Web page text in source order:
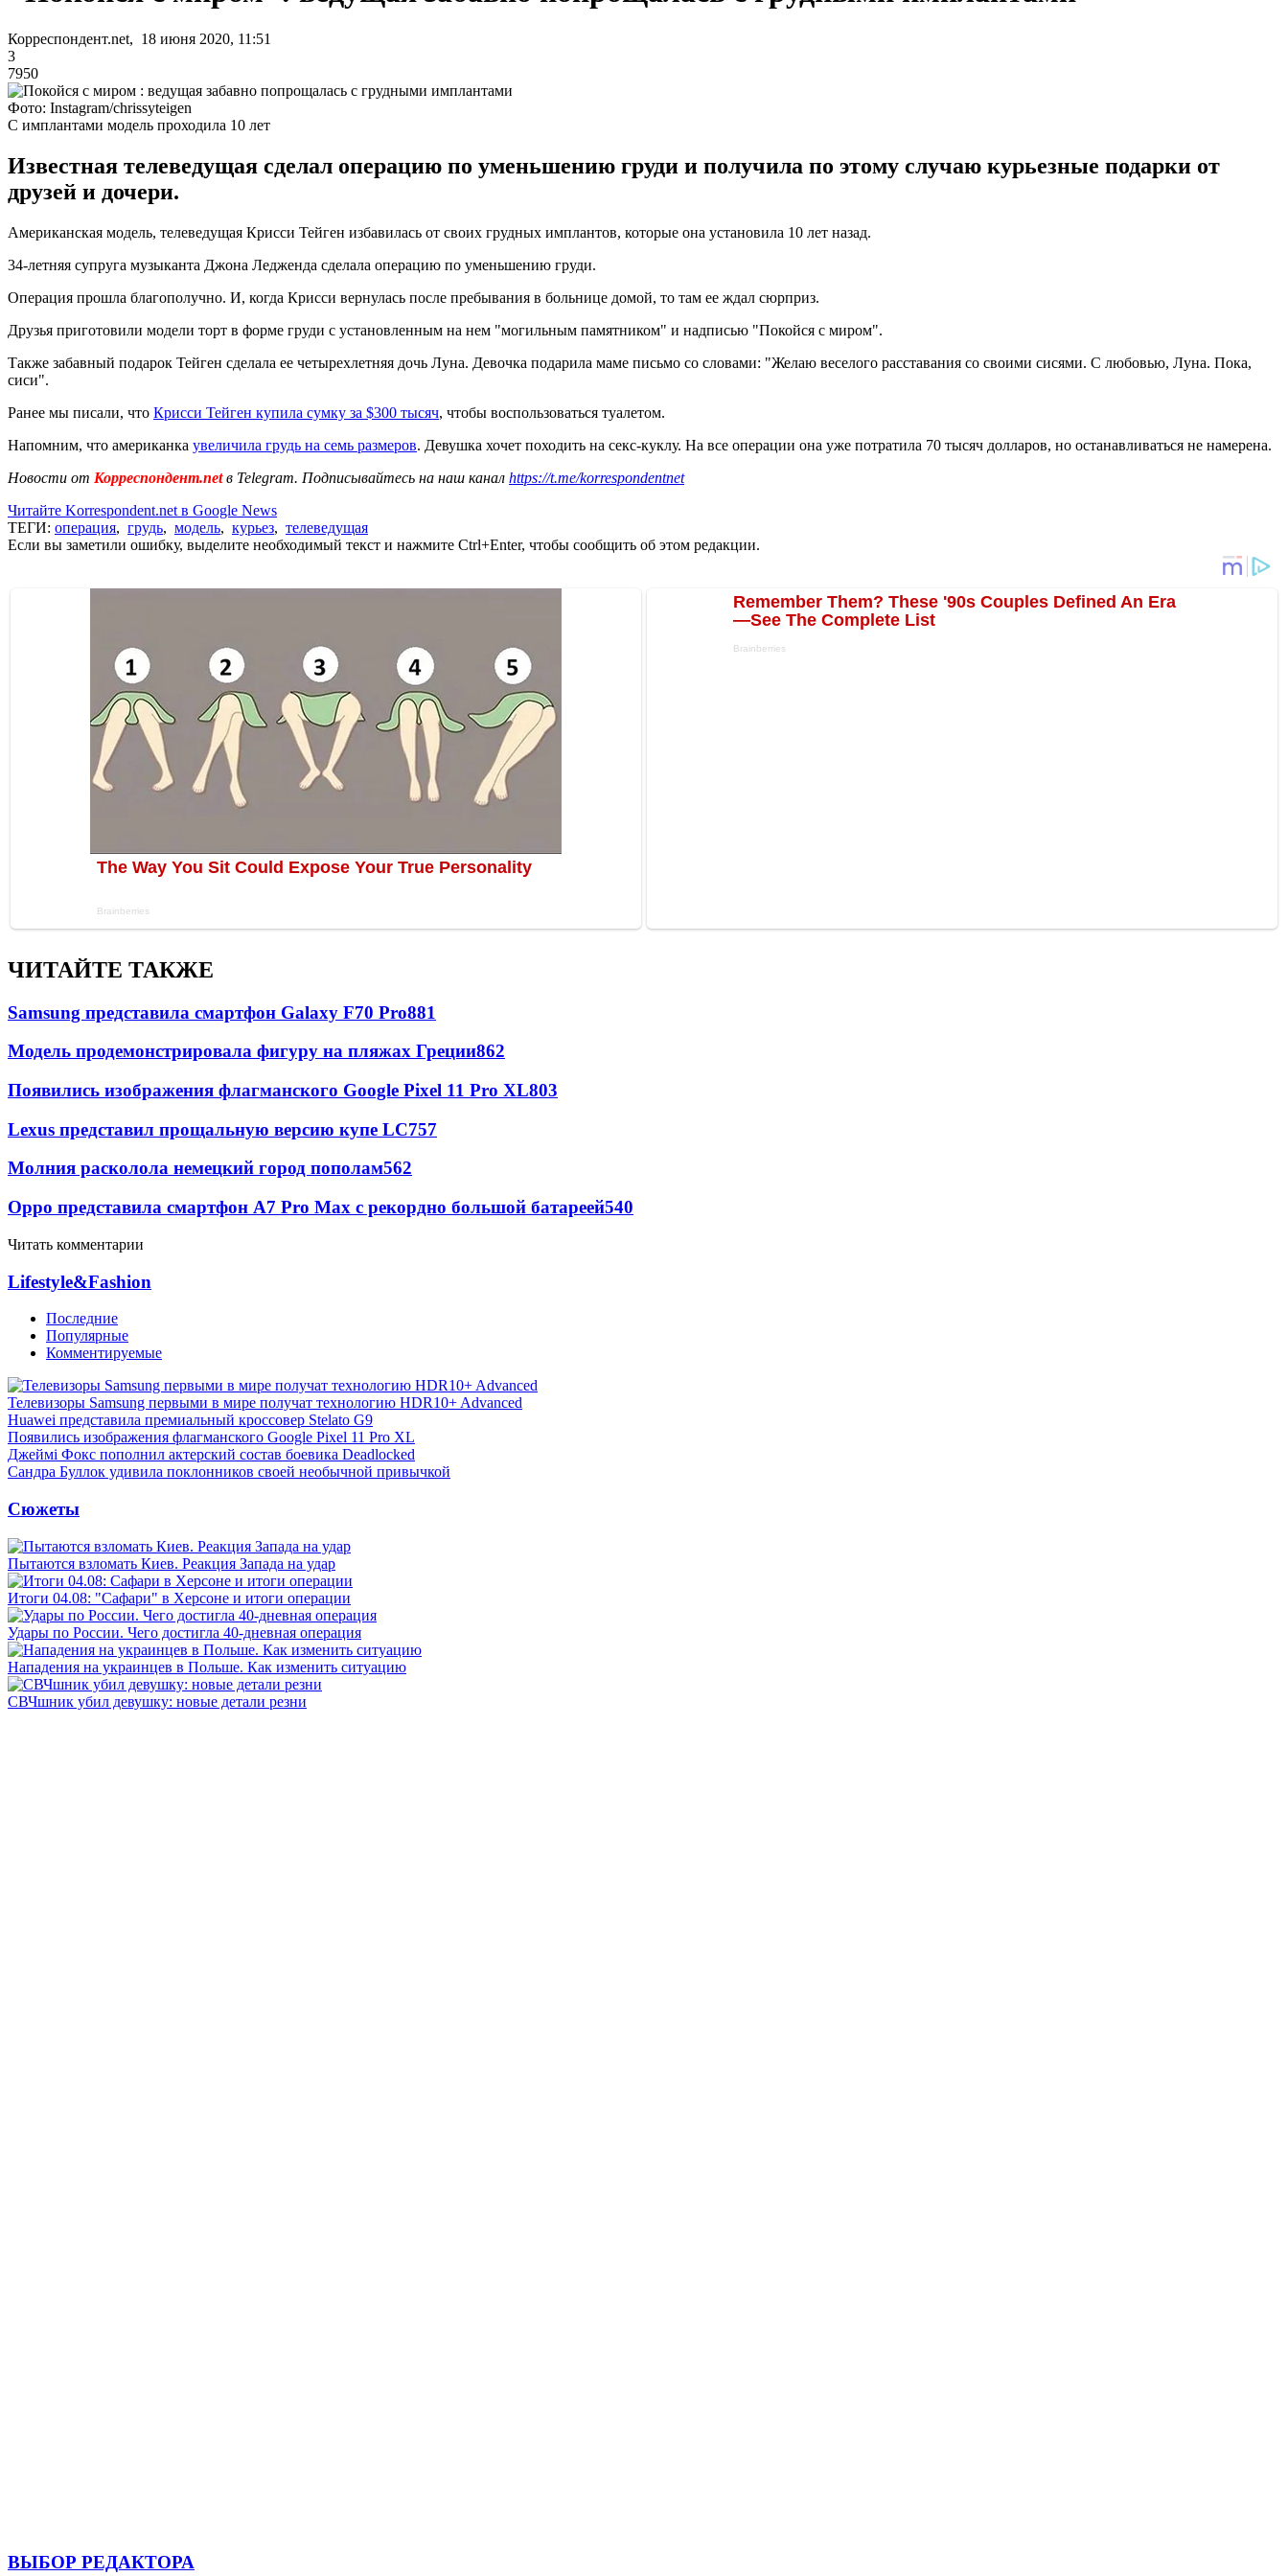
Корреспондент.net, 18 июня 2020, 11:51
3
7950
Фото: Instagram/chrissyteigen
С имплантами модель проходила 10 лет
Известная телеведущая сделал операцию по уменьшению груди и получила по этому случаю курьезные подарки от
друзей и дочери.
Американская модель, телеведущая Крисси Тейген избавилась от своих грудных имплантов, которые она установила 10 лет назад.
34-летняя супруга музыканта Джона Ледженда сделала операцию по уменьшению груди.
Операция прошла благополучно. И, когда Крисси вернулась после пребывания в больнице домой, то там ее ждал сюрприз.
Друзья приготовили модели торт в форме груди с установленным на нем "могильным памятником" и надписью "Покойся с миром".
Также забавный подарок Тейген сделала ее четырехлетняя дочь Луна. Девочка подарила маме письмо со словами: "Желаю веселого расставания со своими сисями. С любовью, Луна. Пока,
сиси".
Ранее мы писали, что Крисси Тейген купила сумку за $300 тысяч, чтобы воспользоваться туалетом.
Напомним, что американка увеличила грудь на семь размеров. Девушка хочет походить на секс-куклу. На все операции она уже потратила 70 тысяч долларов, но останавливаться не намерена.
Новости от Корреспондент.netв Telegram. Подписывайтесь на наш канал https://t.me/korrespondentnet
Читайте Korrespondent.net в Google News
ТЕГИ: операция, грудь, модель, курьез, телеведущая
Если вы заметили ошибку, выделите необходимый текст и нажмите Ctrl+Enter, чтобы сообщить об этом редакции.
ЧИТАЙТЕ ТАКЖЕ
Samsung представила смартфон Galaxy F70 Pro881
Модель продемонстрировала фигуру на пляжах Греции862
Появились изображения флагманского Google Pixel 11 Pro XL803
Lexus представил прощальную версию купе LC757
Молния расколола немецкий город пополам562
Oppo представила смартфон A7 Pro Max с рекордно большой батареей540
Читать комментарии
Lifestyle&Fashion
Последние
Популярные
Комментируемые
Телевизоры Samsung первыми в мире получат технологию HDR10+ Advanced
Huawei представила премиальный кроссовер Stelato G9
Появились изображения флагманского Google Pixel 11 Pro XL
Джеймі Фокс пополнил актерский состав боевика Deadlocked
Сандра Буллок удивила поклонников своей необычной привычкой
Сюжеты
Пытаются взломать Киев. Реакция Запада на удар
Итоги 04.08: "Сафари" в Херсоне и итоги операции
Удары по России. Чего достигла 40-дневная операция
Нападения на украинцев в Польше. Как изменить ситуацию
СВЧшник убил девушку: новые детали резни
ВЫБОР РЕДАКТОРА